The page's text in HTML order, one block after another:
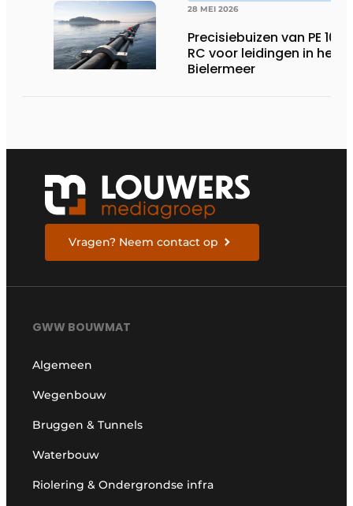
28 MEI 2026
Precisiebuizen van PE 100-
RC voor leidingen in het
Bielermeer
Vragen? Neem contact op
GWW BOUWMAT
Algemeen
Wegenbouw
Bruggen & Tunnels
Waterbouw
Riolering & Ondergrondse infra